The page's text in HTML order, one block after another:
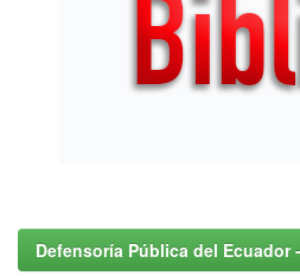
Defensoría Pública del